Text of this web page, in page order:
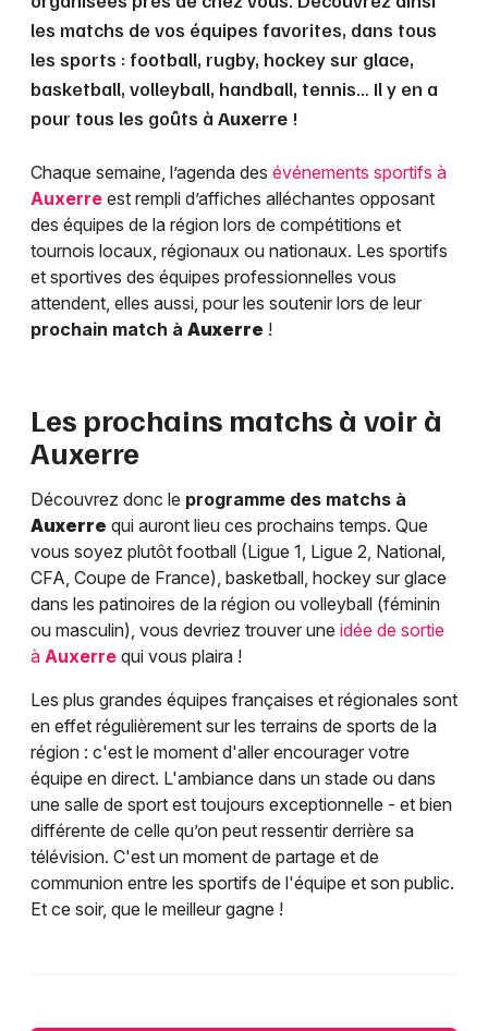
les matchs de vos équipes favorites, dans tous
les sports : football, rugby, hockey sur glace,
basketball, volleyball, handball, tennis… Il y en a
pour tous les goûts à Auxerre !
Chaque semaine, l’agenda des événements sportifs à
Auxerre est rempli d’affiches alléchantes opposant
des équipes de la région lors de compétitions et
tournois locaux, régionaux ou nationaux. Les sportifs
et sportives des équipes professionnelles vous
attendent, elles aussi, pour les soutenir lors de leur
prochain match à Auxerre !
Les prochains matchs à voir à
Auxerre
Découvrez donc le programme des matchs à
Auxerre qui auront lieu ces prochains temps. Que
vous soyez plutôt football (Ligue 1, Ligue 2, National,
CFA, Coupe de France), basketball, hockey sur glace
dans les patinoires de la région ou volleyball (féminin
ou masculin), vous devriez trouver une idée de sortie
à Auxerre qui vous plaira !
Les plus grandes équipes françaises et régionales sont
en effet régulièrement sur les terrains de sports de la
région : c'est le moment d'aller encourager votre
équipe en direct. L'ambiance dans un stade ou dans
une salle de sport est toujours exceptionnelle - et bien
différente de celle qu’on peut ressentir derrière sa
télévision. C'est un moment de partage et de
communion entre les sportifs de l'équipe et son public.
Et ce soir, que le meilleur gagne !